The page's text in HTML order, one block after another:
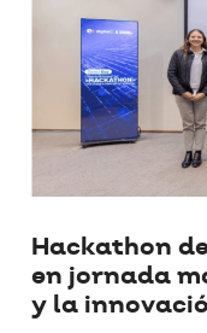
Hackathon
en jornada
y la